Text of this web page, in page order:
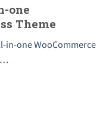
one
Theme
in-one WooCommerce